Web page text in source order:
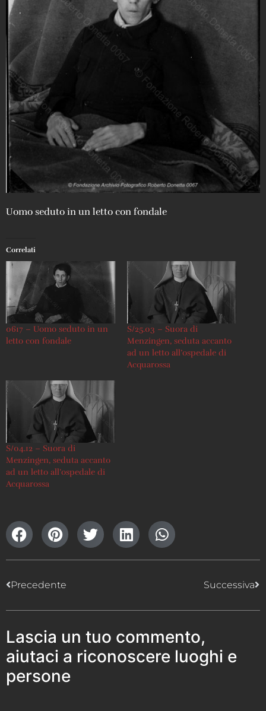
Uomo seduto in un letto con fondale
Correlati
0617 – Uomo seduto in un
letto con fondale
S/25.03 – Suora di
Menzingen, seduta accanto
ad un letto all’ospedale di
Acquarossa
S/04.12 – Suora di
Menzingen, seduta accanto
ad un letto all’ospedale di
Acquarossa
Precedente Successiva
Lascia un tuo commento,
aiutaci a riconoscere luoghi e
persone